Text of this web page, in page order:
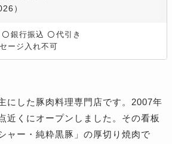
）
〇 銀行振込 〇 代引き
ージ入れ不可
にした豚肉料理専門店です。2007年
近くにオープンしました。その看板
ャー・純粋黒豚」の厚切り焼肉で